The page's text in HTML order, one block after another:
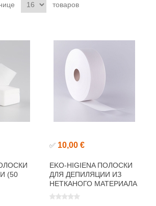
товаров
(50
✅ 10,00 €
EKO-HIGIENA ПОЛОСКИ
ДЛЯ ДЕПИЛЯЦИИ ИЗ
НЕТКАНОГО МАТЕРИАЛА
В РУЛОНЕ (100 М)